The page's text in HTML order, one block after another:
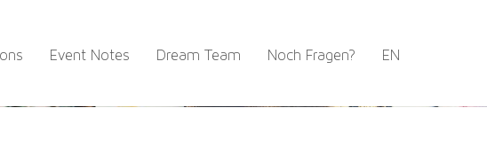
Event Notes Dream Team Noch Fragen? EN